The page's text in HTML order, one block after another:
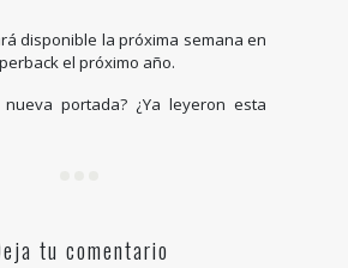
disponible la próxima semana en
el próximo año.
portada? ¿Ya leyeron esta
tu comentario